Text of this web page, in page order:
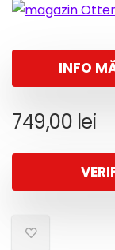
INFO
749,00 lei